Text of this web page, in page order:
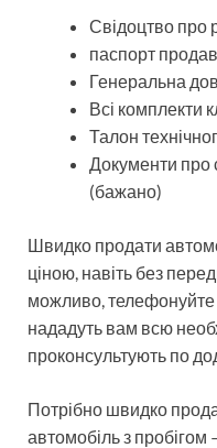
Свідоцтво про
паспорт
Генеральна
Всі комплекти
Талон
Документи про
(бажано)
Швидко продати
ціною, навіть без
можливо, телефонуйте
нададуть вам всю
проконсультують по
Потрібно швидко
автомобіль з пробігом